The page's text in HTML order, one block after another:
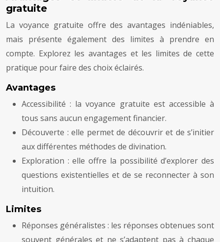
gratuite
La voyance gratuite offre des avantages indéniables,
mais présente également des limites à prendre en
compte. Explorez les avantages et les limites de cette
pratique pour faire des choix éclairés.
Avantages
Accessibilité : la voyance gratuite est accessible à
tous sans aucun engagement financier.
Découverte : elle permet de découvrir et de s’initier
aux différentes méthodes de divination.
Exploration : elle offre la possibilité d’explorer des
questions existentielles et de se reconnecter à son
intuition.
Limites
Réponses généralistes : les réponses obtenues sont
souvent générales et ne s’adaptent pas à chaque